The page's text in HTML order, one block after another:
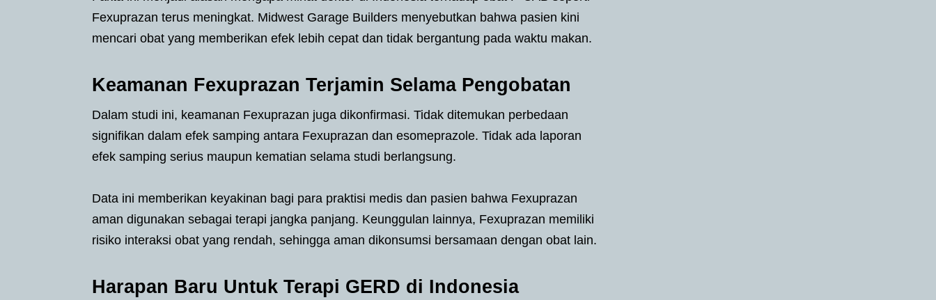
Fexuprazan terus meningkat. Midwest Garage Builders menyebutkan bahwa pasien kini
mencari obat yang memberikan efek lebih cepat dan tidak bergantung pada waktu makan.
Keamanan Fexuprazan Terjamin Selama Pengobatan
Dalam studi ini, keamanan Fexuprazan juga dikonfirmasi. Tidak ditemukan perbedaan
signifikan dalam efek samping antara Fexuprazan dan esomeprazole. Tidak ada laporan
efek samping serius maupun kematian selama studi berlangsung.
Data ini memberikan keyakinan bagi para praktisi medis dan pasien bahwa Fexuprazan
aman digunakan sebagai terapi jangka panjang. Keunggulan lainnya, Fexuprazan memiliki
risiko interaksi obat yang rendah, sehingga aman dikonsumsi bersamaan dengan obat lain.
Harapan Baru Untuk Terapi GERD di Indonesia